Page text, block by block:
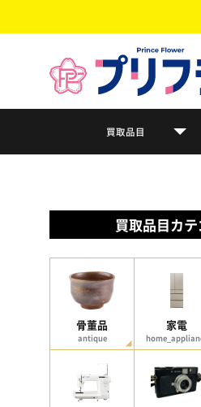
買取品目
買取品目カ
骨董品
antique
家電